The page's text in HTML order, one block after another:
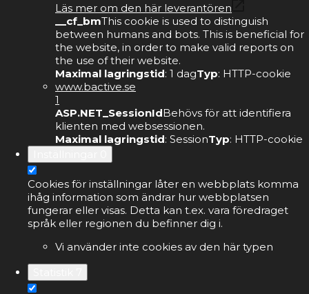
Läs mer om den här leverantören
__cf_bmThis cookie is used to distinguish
between humans and bots. This is beneficial for
the website, in order to make valid reports on
the use of their website.
Maximal lagringstid: 1 dagTyp: HTTP-cookie
www.bactive.se
1
ASP.NET_SessionIdBehövs för att identifiera
klienten med websessionen.
Maximal lagringstid: SessionTyp: HTTP-cookie
Cookies för inställningar låter en webbplats komma
ihåg information som ändrar hur webbplatsen
fungerar eller visas. Detta kan t.ex. vara föredraget
språk eller regionen du befinner dig i.
Vi använder inte cookies av den här typen